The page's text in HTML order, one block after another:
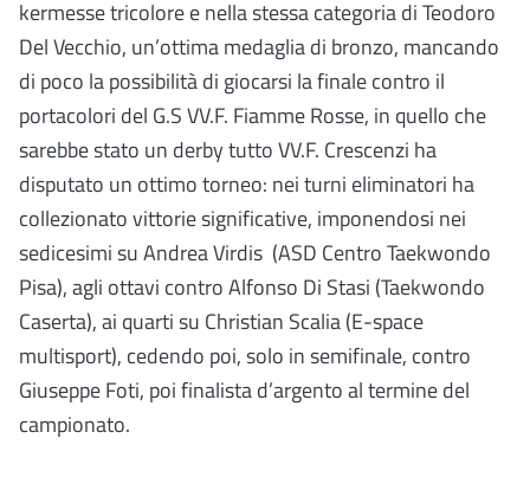
kermesse tricolore e nella stessa categoria di Teodoro
Del Vecchio, un’ottima medaglia di bronzo, mancando
di poco la possibilità di giocarsi la finale contro il
portacolori del G.S VV.F. Fiamme Rosse, in quello che
sarebbe stato un derby tutto VV.F. Crescenzi ha
disputato un ottimo torneo: nei turni eliminatori ha
collezionato vittorie significative, imponendosi nei
sedicesimi su Andrea Virdis (ASD Centro Taekwondo
Pisa), agli ottavi contro Alfonso Di Stasi (Taekwondo
Caserta), ai quarti su Christian Scalia (E-space
multisport), cedendo poi, solo in semifinale, contro
Giuseppe Foti, poi finalista d’argento al termine del
campionato.